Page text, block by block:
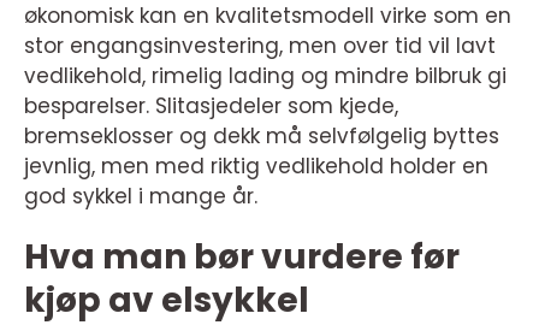
økonomisk kan en kvalitetsmodell virke som en
stor engangsinvestering, men over tid vil lavt
vedlikehold, rimelig lading og mindre bilbruk gi
besparelser. Slitasjedeler som kjede,
bremseklosser og dekk må selvfølgelig byttes
jevnlig, men med riktig vedlikehold holder en
god sykkel i mange år.
Hva man bør vurdere før
kjøp av elsykkel